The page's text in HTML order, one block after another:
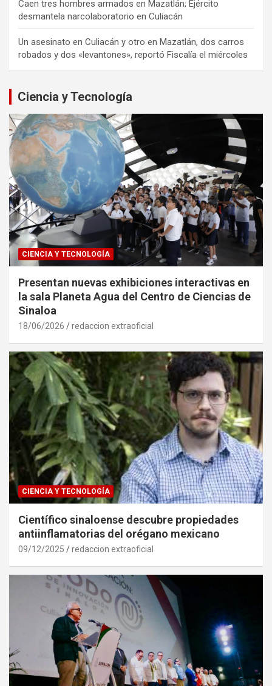
Caen tres hombres armados en Mazatlán; Ejército
desmantela narcolaboratorio en Culiacán
Un asesinato en Culiacán y otro en Mazatlán, dos carros
robados y dos «levantones», reportó Fiscalía el miércoles
Ciencia y Tecnología
CIENCIA Y TECNOLOGÍA
Presentan nuevas exhibiciones interactivas en
la sala Planeta Agua del Centro de Ciencias de
Sinaloa
18/06/2026 redaccion extraoficial
CIENCIA Y TECNOLOGÍA
Científico sinaloense descubre propiedades
antiinflamatorias del orégano mexicano
09/12/2025 redaccion extraoficial